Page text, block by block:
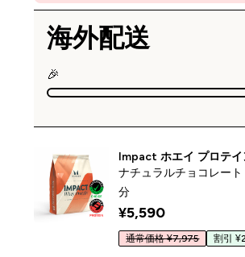
海外配送
🎉
Impact ホエイ プロテイ
ナチュラルチョコレート
分
¥5,590‎
通常価格 ¥7,975 割引